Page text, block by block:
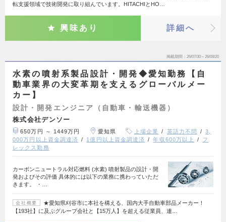
転支援領域で技術開発に取り組んでいます。HITACHIとHO…
興味あり 詳細へ
掲載期間 26/07/30～26/08/20
水素の噴射系製品設計・開発◆愛知勤務【自
動車業界の大変革期を支えるグローバルメー
カー】
設計・開発エンジニア（自動車・輸送機器）
株式会社デンソー
650万円 ～ 1449万円 愛知県 上場企業 英語力不問
3,
000万円以上資金調達済
1億円以上資金調達済 年収600万以上
フ
レックス勤務
カーボンニュートラル対応燃料 (水素) 噴射製品の設計・開
発およびその評価 具体的には以下の業務に携わっていただ
きます。 ・…
会社概要
★愛知県刈谷市に本社を構える、国内大手自動車部品メーカー！
【193社】に及ぶグループ会社と【15万人】を超える従業員、連…